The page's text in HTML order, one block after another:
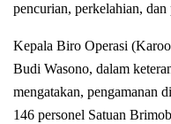
pencurian, perkelahian,
Kepala Biro Operasi
Budi Wasono, dalam
mengatakan, pengamanan
146 personel Satuan